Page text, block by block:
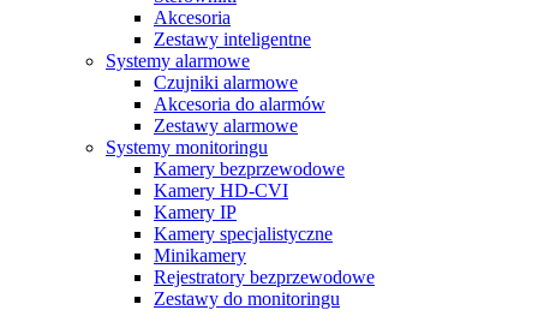
Akcesoria
Zestawy inteligentne
Systemy alarmowe
Czujniki alarmowe
Akcesoria do alarmów
Zestawy alarmowe
Systemy monitoringu
Kamery bezprzewodowe
Kamery HD-CVI
Kamery IP
Kamery specjalistyczne
Minikamery
Rejestratory bezprzewodowe
Zestawy do monitoringu